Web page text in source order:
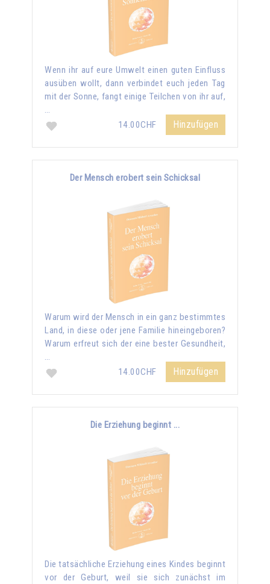
Wenn ihr auf eure Umwelt einen guten Einfluss
ausüben wollt, dann verbindet euch jeden Tag
mit der Sonne, fangt einige Teilchen von ihr auf,
…
14.00CHF
Hinzufügen
Der Mensch erobert sein Schicksal
Warum wird der Mensch in ein ganz bestimmtes
Land, in diese oder jene Familie hineingeboren?
Warum erfreut sich der eine bester Gesundheit,
…
14.00CHF
Hinzufügen
Die Erziehung beginnt ...
Die tatsächliche Erziehung eines Kindes beginnt
vor der Geburt, weil sie sich zunächst im